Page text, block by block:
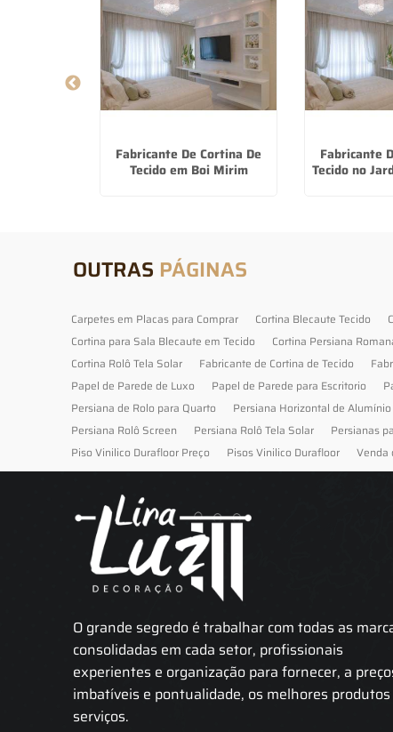
Fabricante De Cortina De
Tecido em Boi Mirim
Fabricante
Tecido no
OUTRAS PÁGINAS
Carpetes em Placas para Comprar Cortina Blecaute Tecido
Cortina para Sala Blecaute em Tecido
Cortina Persiana
Cortina Rolô Tela Solar
Fabricante de Cortina de Tecido
Papel de Parede de Luxo
Papel de Parede para Escritorio
Persiana de Rolo para Quarto
Persiana Horizontal de Alumínio
Persiana Rolô Screen
Persiana Rolô Tela Solar Persianas
Piso Vinilico Durafloor Preço
Pisos Vinilico Durafloor Venda
O grande segredo é trabalhar com todas as
consolidadas em cada setor, profissionais
experientes e organização para fornecer, a
imbatíveis e pontualidade, os melhores produtos
serviços.